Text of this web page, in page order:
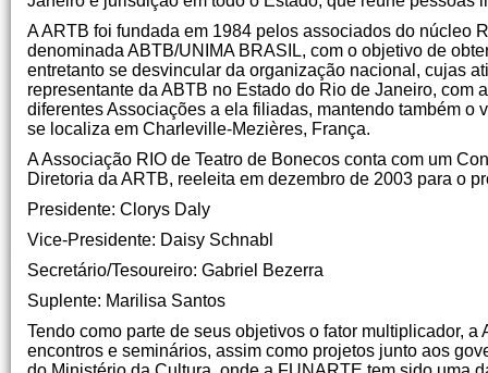
A ARTB foi fundada em 1984 pelos associados do núcleo
denominada ABTB/UNIMA BRASIL, com o objetivo de
entretanto se desvincular da organização nacional, cujas
representante da ABTB no Estado do Rio de Janeiro, com
diferentes Associações a ela filiadas, mantendo também
se localiza em Charleville-Mezières, França.
A Associação RIO de Teatro de Bonecos conta com um
Diretoria da ARTB, reeleita em dezembro de 2003 para o
Presidente: Clorys Daly
Vice-Presidente: Daisy Schnabl
Secretário/Tesoureiro: Gabriel Bezerra
Suplente: Marilisa Santos
Tendo como parte de seus objetivos o fator multiplicador,
encontros e seminários, assim como projetos junto aos